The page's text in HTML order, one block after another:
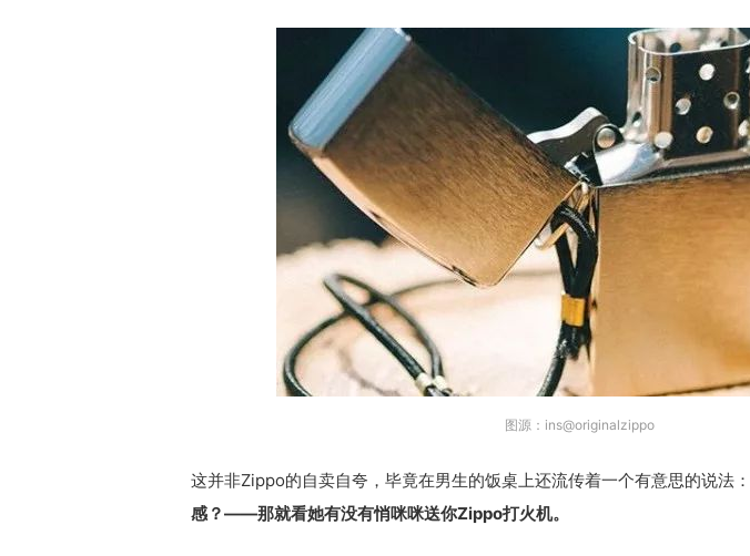
图源：ins@originalzippo
这并非Zippo的自卖自夸，毕竟在男生的饭桌上还流传着一个有意思的说法：
感？——那就看她有没有悄咪咪送你Zippo打火机。